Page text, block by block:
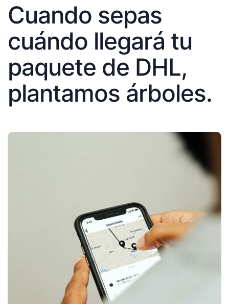
Cuando sepas
cuándo llegará tu
paquete de DHL,
plantamos árboles.